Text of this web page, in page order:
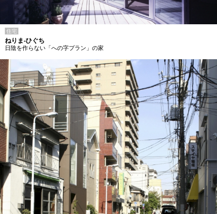
住宅
ねりま-ひぐち
日陰を作らない「への字プラン」の家